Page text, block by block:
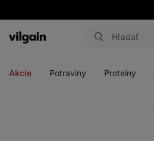
Eshop
Akcie Potraviny Proteíny